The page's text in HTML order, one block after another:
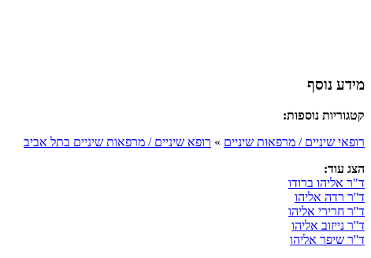
מידע נוסף
קטגוריות נוספות:
רופאי שיניים / מרפאות שיניים » רופא שיניים / מרפאות שיניים בתל אביב
הצג עוד:
ד"ר אליהו ברודו
ד''ר רדה אליהו
ד''ר חרירי אליהו
ד''ר נייזוב אליהו
ד''ר שיפר אליהו